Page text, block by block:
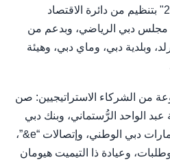
ويقام "تحدي دبي للياقة 2025" بتنظيم من دائرة الاقتصاد
مجلس دبي الرياضي، وبدعم من
وبلدية دبي، وماي دبي، وهيئة
من الشركاء الاستراتيجيين: صن
الواحد الرُّستماني، وبنك دبي
التجاري، وديكاثلون، وبنك الإمارات دبي الوطني، وإتصالات “e&”،
وعيادة ذا التيميت هيومان